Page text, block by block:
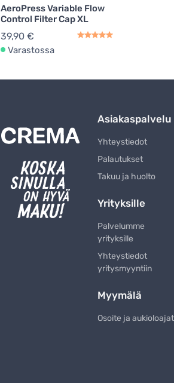
AeroPress Variable Flow
Control Filter Cap XL
39,90 €
Varastossa
Asiakaspalvelu
Yhteystiedot
Palautukset
Takuu ja huolto
Yrityksille
Palvelumme
yrityksille
Yhteystiedot
yritysmyyntiin
Myymälä
Osoite ja aukioloajat